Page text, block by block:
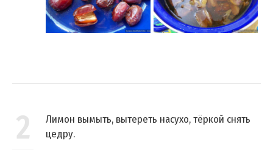
2
Лимон вымыть, вытереть насухо, тёркой снять
цедру.